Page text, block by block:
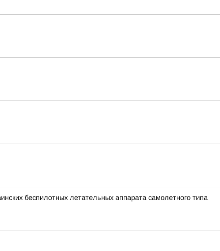
беспилотных летательных аппарата самолетного типа